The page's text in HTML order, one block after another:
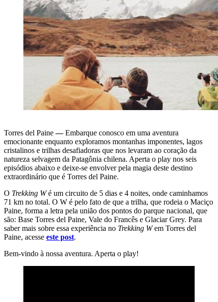
Torres del Paine—Embarque conosco em uma aventura
emocionante enquanto exploramos montanhas imponentes, lagos
cristalinos e trilhas desafiadoras que nos levaram ao coração da
natureza selvagem da Patagônia chilena. Aperta o play nos seis
episódios abaixo e deixe-se envolver pela magia deste destino
extraordinário que é Torres del Paine.
O Trekking Wé um circuito de 5 dias e 4 noites, onde caminhamos
71 km no total. O W é pelo fato de que a trilha, que rodeia o Maciço
Paine, forma a letra pela união dos pontos do parque nacional, que
são: Base Torres del Paine, Vale do Francês e Glaciar Grey. Para
saber mais sobre essa experiência no Trekking Wem Torres del
Paine, acesse este post.
Bem-vindo à nossa aventura. Aperta o play!